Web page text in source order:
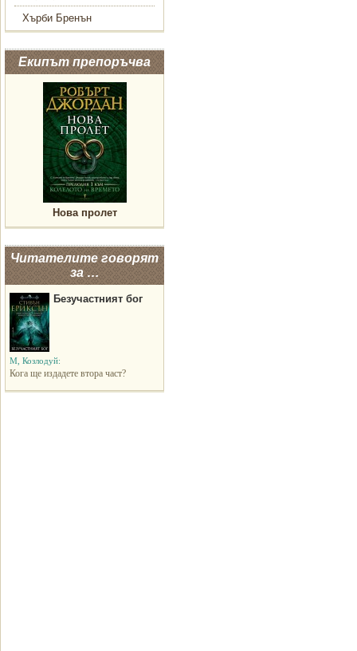
Хърби Бренън
Екипът препоръчва
Нова пролет
Читателите говорят
за …
Безучастният бог
M, Козлодуй:
Кога ще издадете втора част?